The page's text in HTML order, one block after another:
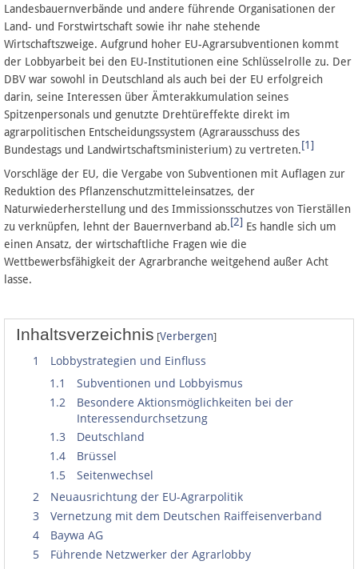
Landesbauernverbände und andere führende Organisationen der
Land- und Forstwirtschaft sowie ihr nahe stehende
Wirtschaftszweige. Aufgrund hoher EU-Agrarsubventionen kommt
der Lobbyarbeit bei den EU-Institutionen eine Schlüsselrolle zu. Der
DBV war sowohl in Deutschland als auch bei der EU erfolgreich
darin, seine Interessen über Ämterakkumulation seines
Spitzenpersonals und genutzte Drehtüreffekte direkt im
agrarpolitischen Entscheidungssystem (Agrarausschuss des
Bundestags und Landwirtschaftsministerium) zu vertreten.[1]
Vorschläge der EU, die Vergabe von Subventionen mit Auflagen zur
Reduktion des Pflanzenschutzmitteleinsatzes, der
Naturwiederherstellung und des Immissionsschutzes von Tierställen
zu verknüpfen, lehnt der Bauernverband ab.[2] Es handle sich um
einen Ansatz, der wirtschaftliche Fragen wie die
Wettbewerbsfähigkeit der Agrarbranche weitgehend außer Acht
lasse.
Inhaltsverzeichnis [Verbergen]
1
Lobbystrategien und Einfluss
1.1
Subventionen und Lobbyismus
1.2
Besondere Aktionsmöglichkeiten bei der
Interessendurchsetzung
1.3
Deutschland
1.4
Brüssel
1.5
Seitenwechsel
2
Neuausrichtung der EU-Agrarpolitik
3
Vernetzung mit dem Deutschen Raiffeisenverband
4
Baywa AG
5
Führende Netzwerker der Agrarlobby